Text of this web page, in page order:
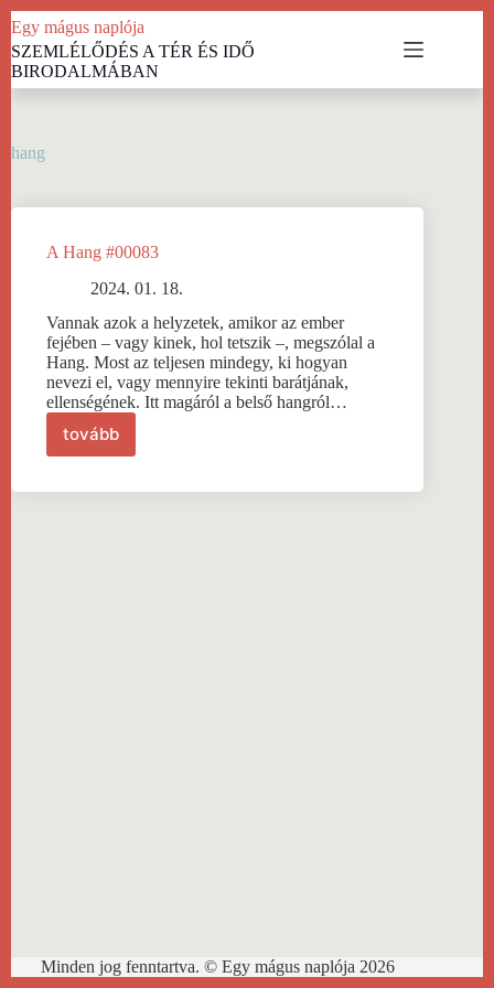
Skip
to
content
Egy mágus naplója
SZEMLÉLŐDÉS A TÉR ÉS IDŐ
BIRODALMÁBAN
hang
A Hang #00083
2024. 01. 18.
Vannak azok a helyzetek, amikor az ember
fejében – vagy kinek, hol tetszik –, megszólal a
Hang. Most az teljesen mindegy, ki hogyan
nevezi el, vagy mennyire tekinti barátjának,
ellenségének. Itt magáról a belső hangról…
tovább
A
Hang
Minden jog fenntartva. © Egy mágus naplója 2026